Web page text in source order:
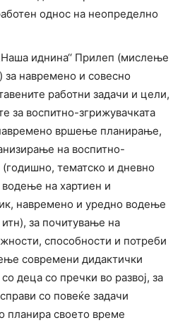
однос на неопределно
иднина‘‘ Прилеп (мислење
за навремено и совесно
работни задачи и цели,
за воспитно-згрижувачката
вршење планирање,
на воспитно-
(годишно, тематско и дневно
на хартиен и
навремено и уредно водење
за почитување на
способности и потреби
современи дидактички
деца со пречки во развој, за
со повеќе задачи
планира своето време